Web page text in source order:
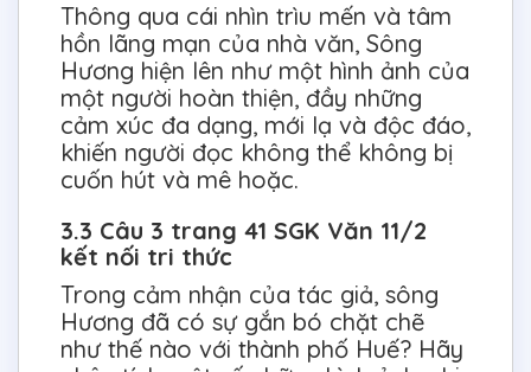
Thông qua cái nhìn trìu mến và tâm
hồn lãng mạn của nhà văn, Sông
Hương hiện lên như một hình ảnh của
một người hoàn thiện, đầy những
cảm xúc đa dạng, mới lạ và độc đáo,
khiến người đọc không thể không bị
cuốn hút và mê hoặc.
3.3 Câu 3 trang 41 SGK Văn 11/2
kết nối tri thức
Trong cảm nhận của tác giả, sông
Hương đã có sự gắn bó chặt chẽ
như thế nào với thành phố Huế? Hãy